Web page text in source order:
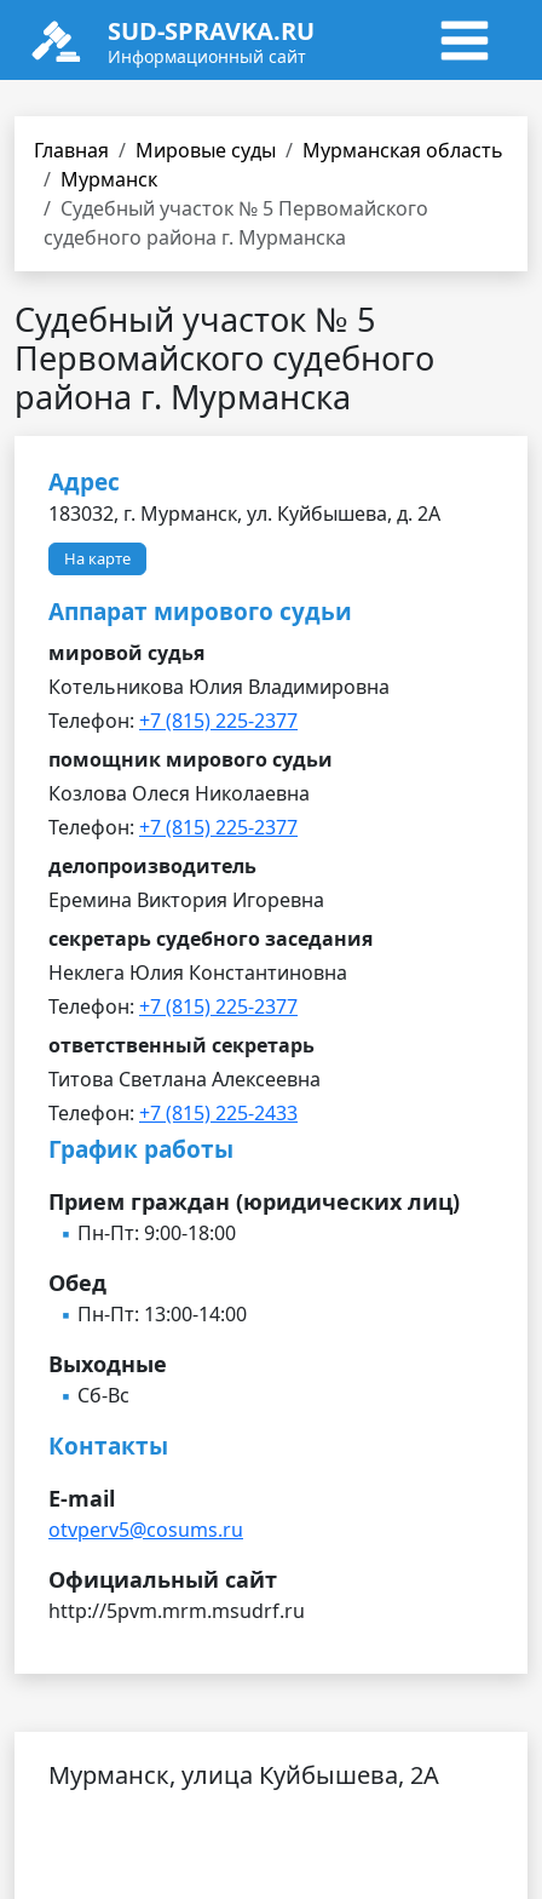
SUD-SPRAVKA.RU
Информационный сайт
Главная Мировые суды
Мурманская область
Мурманск
Cудебный участок № 5 Первомайского
судебного района г. Мурманска
Cудебный участок № 5
Первомайского судебного
района г. Мурманска
Адрес
183032, г. Мурманск, ул. Куйбышева, д. 2А
На карте
Аппарат мирового судьи
мировой судья
Котельникова Юлия Владимировна
Телефон: +7 (815) 225-2377
помощник мирового судьи
Козлова Олеся Николаевна
Телефон: +7 (815) 225-2377
делопроизводитель
Еремина Виктория Игоревна
секретарь судебного заседания
Неклега Юлия Константиновна
Телефон: +7 (815) 225-2377
ответственный секретарь
Титова Светлана Алексеевна
Телефон: +7 (815) 225-2433
График работы
Прием граждан (юридических лиц)
Пн-Пт: 9:00-18:00
Обед
Пн-Пт: 13:00-14:00
Выходные
Сб-Вс
Контакты
E-mail
otvperv5@cosums.ru
Официальный сайт
http://5pvm.mrm.msudrf.ru
Мурманск, улица Куйбышева, 2А